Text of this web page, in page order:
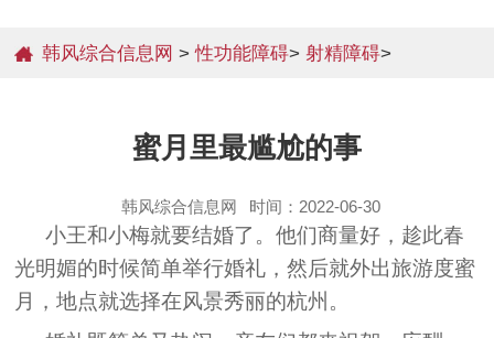
韩风综合信息网 >性功能障碍>射精障碍>
蜜月里最尴尬的事
韩风综合信息网 时间：2022-06-30
小王和小梅就要结婚了。他们商量好，趁此春
光明媚的时候简单举行婚礼，然后就外出旅游度蜜
月，地点就选择在风景秀丽的杭州。